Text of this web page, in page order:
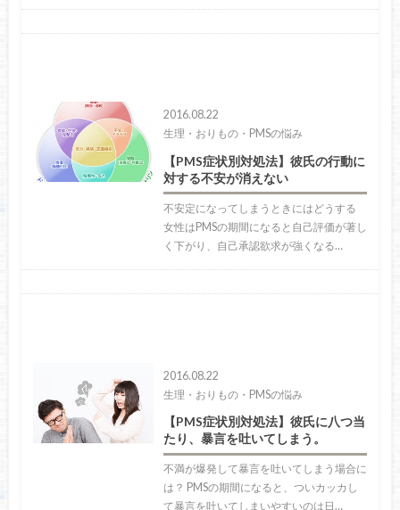
2016.08.22
生理・おりもの・PMSの悩み
【PMS症状別対処法】彼氏の行動に
対する不安が消えない
不安定になってしまうときにはどうする
女性はPMSの期間になると自己評価が著し
く下がり、自己承認欲求が強くなる…
2016.08.22
生理・おりもの・PMSの悩み
【PMS症状別対処法】彼氏に八つ当
たり、暴言を吐いてしまう。
不満が爆発して暴言を吐いてしまう場合に
は？ PMSの期間になると、ついカッカし
て暴言を吐いてしまいやすいのは日…